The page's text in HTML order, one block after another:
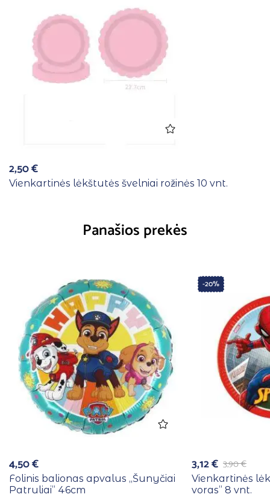
2,50€
Vienkartinės lėkštutės švelniai rožinės 10 vnt.
Panašios prekės
4,50€
Folinis balionas apvalus ,,Šunyčiai
Patruliai” 46cm
-20%
3,90€
3,12€
Vienkartinės
voras” 8 vnt.